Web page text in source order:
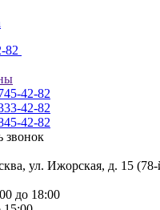
82
42-82
42-82
42-82
звонок
ул. Ижорская, д. 15
до 18:00